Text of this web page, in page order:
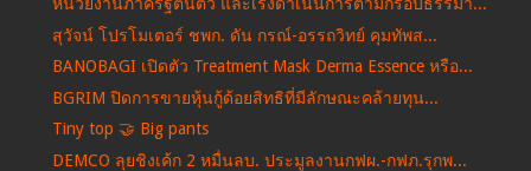
สุวัจน์ โปรโมเตอร์ ชพก. ดัน กรณ์-อรรถวิทย์ คุมทัพส...
BANOBAGI เปิดตัว Treatment Mask Derma Essence หรือ...
BGRIM ปิดการขายหุ้นกู้ด้อยสิทธิที่มีลักษณะคล้ายทุน...
Tiny top 🤝 Big pants
DEMCO ลุยชิงเค้ก 2 หมื่นลบ. ประมูลงานกฟผ.-กฟภ.รุกพ...